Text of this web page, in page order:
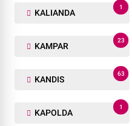
KALIANDA
1
KAMPAR
23
KANDIS
63
KAPOLDA
1